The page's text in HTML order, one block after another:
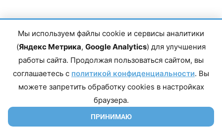
Главный редактор сетевого издания Магомаев Тимур Нухович.
Контакты редакции: 8(988)-292-94-34 Почта: vestiskfo@gmail.com По
Республика Дагестан, г. Махачкала, пр-т Насрутдинова, д. 1а. Все
права защищены. Копирование и использование полных материалов
запрещено, частичное цитирование возможно только при условии
Мы используем файлы cookie и сервисы аналитики
(Яндекс Метрика, Google Analytics) для улучшения
работы сайта. Продолжая пользоваться сайтом, вы
соглашаетесь с политикой конфиденциальности. Вы
можете запретить обработку cookies в настройках
браузера.
ПРИНИМАЮ